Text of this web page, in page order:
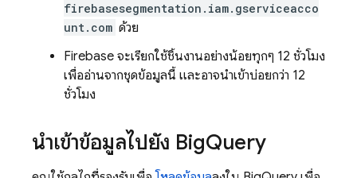
firebasesegmentation.iam.gserviceacco
unt.com ด้วย
Firebase จะเรียกใช้ชิ้นงานอย่างน้อยทุกๆ 12 ชั่วโมง
เพื่ออ่านจากชุดข้อมูลนี้ และอาจนำเข้าบ่อยกว่า 12
ชั่วโมง
นำเข้าข้อมูลไปยัง BigQuery